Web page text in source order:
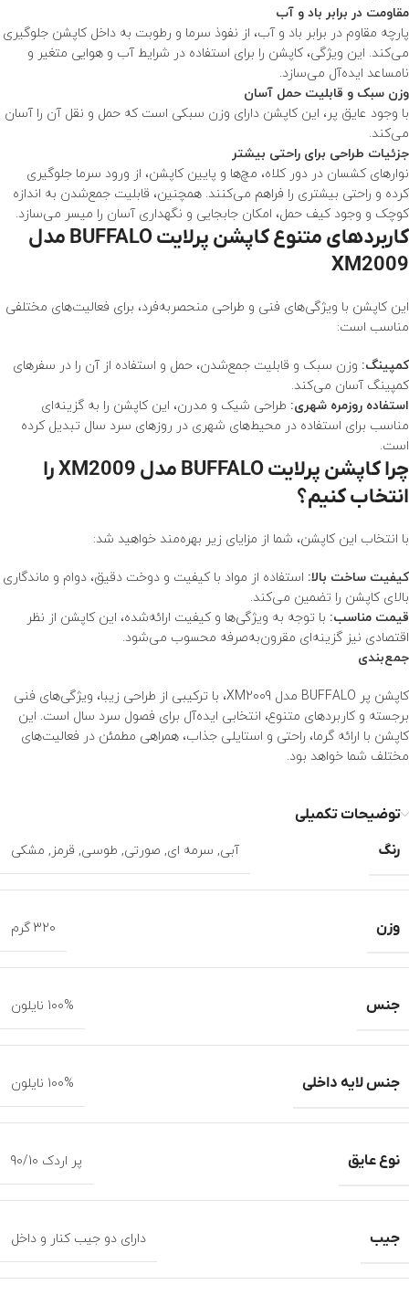
مقاومت در برابر باد و آب
پارچه مقاوم در برابر باد و آب، از نفوذ سرما و رطوبت به داخل کاپشن جلوگیری
می‌کند. این ویژگی، کاپشن را برای استفاده در شرایط آب و هوایی متغیر و
نامساعد ایده‌آل می‌سازد.
وزن سبک و قابلیت حمل آسان
با وجود عایق پر، این کاپشن دارای وزن سبکی است که حمل و نقل آن را آسان
می‌کند.
جزئیات طراحی برای راحتی بیشتر
نوارهای کشسان در دور کلاه، مچ‌ها و پایین کاپشن، از ورود سرما جلوگیری
کرده و راحتی بیشتری را فراهم می‌کنند. همچنین، قابلیت جمع‌شدن به اندازه
کوچک و وجود کیف حمل، امکان جابجایی و نگهداری آسان را میسر می‌سازد.
کاربردهای متنوع کاپشن پرلايت BUFFALO مدل
XM2009
این کاپشن با ویژگی‌های فنی و طراحی منحصربه‌فرد، برای فعالیت‌های مختلفی
مناسب است:
کمپینگ: وزن سبک و قابلیت جمع‌شدن، حمل و استفاده از آن را در سفرهای
کمپینگ آسان می‌کند.
استفاده روزمره شهری: طراحی شیک و مدرن، این کاپشن را به گزینه‌ای
مناسب برای استفاده در محیط‌های شهری در روزهای سرد سال تبدیل کرده
است.
چرا کاپشن پرلايت BUFFALO مدل XM2009 را
انتخاب کنیم؟
با انتخاب این کاپشن، شما از مزایای زیر بهره‌مند خواهید شد:
کیفیت ساخت بالا: استفاده از مواد با کیفیت و دوخت دقیق، دوام و ماندگاری
بالای کاپشن را تضمین می‌کند.
قیمت مناسب: با توجه به ویژگی‌ها و کیفیت ارائه‌شده، این کاپشن از نظر
اقتصادی نیز گزینه‌ای مقرون‌به‌صرفه محسوب می‌شود.
جمع‌بندی
کاپشن پر BUFFALO مدل XM2009، با ترکیبی از طراحی زیبا، ویژگی‌های فنی
برجسته و کاربردهای متنوع، انتخابی ایده‌آل برای فصول سرد سال است. این
کاپشن با ارائه گرما، راحتی و استایلی جذاب، همراهی مطمئن در فعالیت‌های
مختلف شما خواهد بود.
توضیحات تکمیلی
رنگ
آبی, سرمه ای, صورتی, طوسی, قرمز , مشکی
وزن 320 گرم
جنس 100% نایلون
جنس لایه داخلی 100% نایلون
نوع عایق پر اردک 90/10
جیب دارای دو جیب کنار و داخل